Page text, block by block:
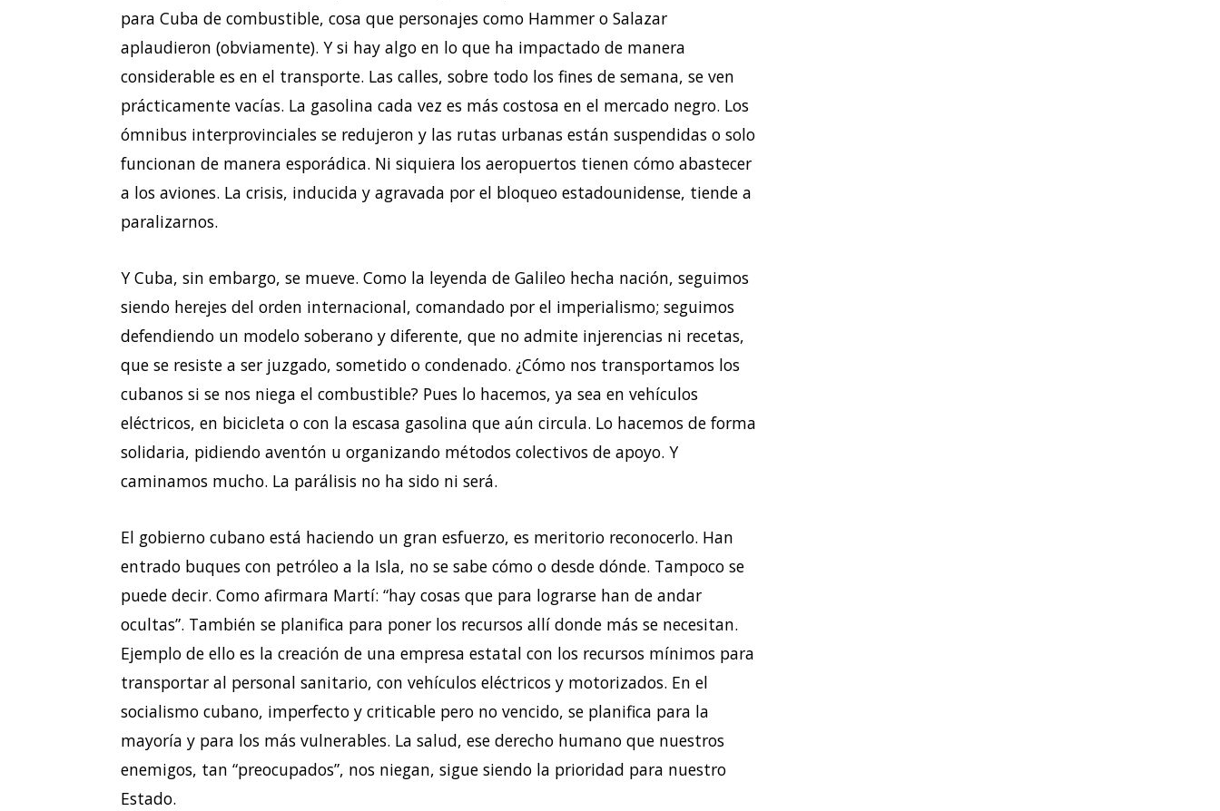
para Cuba de combustible, cosa que personajes como Hammer o Salazar
aplaudieron (obviamente). Y si hay algo en lo que ha impactado de manera
considerable es en el transporte. Las calles, sobre todo los fines de semana, se ven
prácticamente vacías. La gasolina cada vez es más costosa en el mercado negro. Los
ómnibus interprovinciales se redujeron y las rutas urbanas están suspendidas o solo
funcionan de manera esporádica. Ni siquiera los aeropuertos tienen cómo abastecer
a los aviones. La crisis, inducida y agravada por el bloqueo estadounidense, tiende a
paralizarnos.
Y Cuba, sin embargo, se mueve. Como la leyenda de Galileo hecha nación, seguimos
siendo herejes del orden internacional, comandado por el imperialismo; seguimos
defendiendo un modelo soberano y diferente, que no admite injerencias ni recetas,
que se resiste a ser juzgado, sometido o condenado. ¿Cómo nos transportamos los
cubanos si se nos niega el combustible? Pues lo hacemos, ya sea en vehículos
eléctricos, en bicicleta o con la escasa gasolina que aún circula. Lo hacemos de forma
solidaria, pidiendo aventón u organizando métodos colectivos de apoyo. Y
caminamos mucho. La parálisis no ha sido ni será.
El gobierno cubano está haciendo un gran esfuerzo, es meritorio reconocerlo. Han
entrado buques con petróleo a la Isla, no se sabe cómo o desde dónde. Tampoco se
puede decir. Como afirmara Martí: “hay cosas que para lograrse han de andar
ocultas”. También se planifica para poner los recursos allí donde más se necesitan.
Ejemplo de ello es la creación de una empresa estatal con los recursos mínimos para
transportar al personal sanitario, con vehículos eléctricos y motorizados. En el
socialismo cubano, imperfecto y criticable pero no vencido, se planifica para la
mayoría y para los más vulnerables. La salud, ese derecho humano que nuestros
enemigos, tan “preocupados”, nos niegan, sigue siendo la prioridad para nuestro
Estado.